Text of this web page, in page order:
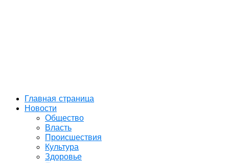
Главная страница
Новости
Общество
Власть
Происшествия
Культура
Здоровье